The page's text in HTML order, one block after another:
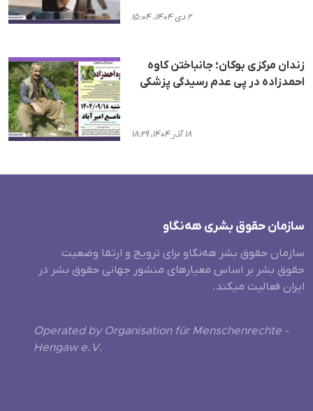
۲ دی ۱۴۰۴، ۱۵:۰۴
زندان مرکزی بوکان؛ جانباختن کاوە
احمدزادە در پی عدم رسیدگی پزشکی
۱۸ آذر ۱۴۰۴، ۱۸:۲۹
سازمان حقوق بشری هەنگاو
سازمان حقوق بشر هه‌نگاو برای ترویج و ارتقا وضعیت
حقوق بشر بر اساس معیارهای منشور جهانی حقوق بشر در
ایران فعالیت میکند.
Operated by Organisation für Menschenrechte -
Hengaw e.V.